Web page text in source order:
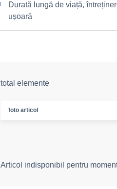
Durată lungă de viață,
ușoară
total elemente
foto articol
Articol indisponibil pentru